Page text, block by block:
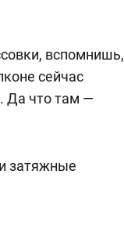
вспомнишь,
сейчас
Да что там —
затяжные